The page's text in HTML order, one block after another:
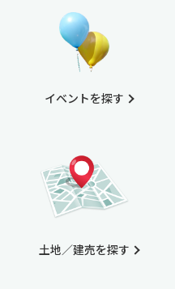
イベントを探す
土地／建売を探す